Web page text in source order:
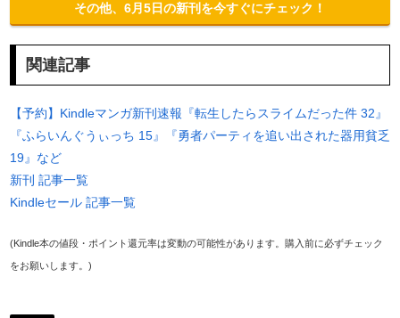
その他、6月5日の新刊を今すぐにチェック！
関連記事
【予約】Kindleマンガ新刊速報『転生したらスライムだった件 32』
『ふらいんぐうぃっち 15』『勇者パーティを追い出された器用貧乏
19』など
新刊 記事一覧
Kindleセール 記事一覧
(Kindle本の値段・ポイント還元率は変動の可能性があります。購入前に必ずチェック
をお願いします。)